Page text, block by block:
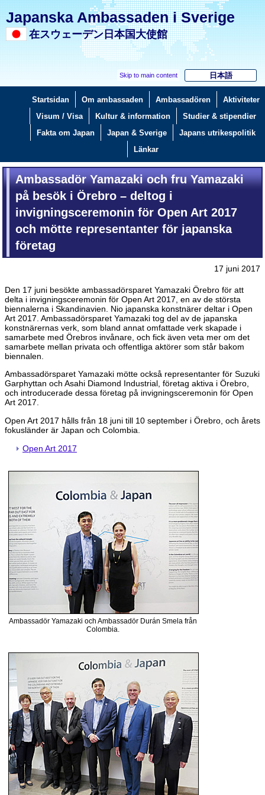
Japanska Ambassaden i Sverige
在スウェーデン日本国大使館
Skip to main content 日本語
Startsidan Om ambassaden Ambassadören
Aktiviteter
Visum / Visa
Kultur & information
Studier & stipendier
Fakta om Japan
Japan & Sverige
Japans utrikespolitik
Länkar
Ambassadör Yamazaki och fru Yamazaki
på besök i Örebro – deltog i
invigningsceremonin för Open Art 2017
och mötte representanter för japanska
företag
17 juni 2017
Den 17 juni besökte ambassadörsparet Yamazaki Örebro för att
delta i invigningsceremonin för Open Art 2017, en av de största
biennalerna i Skandinavien. Nio japanska konstnärer deltar i Open
Art 2017. Ambassadörsparet Yamazaki tog del av de japanska
konstnärernas verk, som bland annat omfattade verk skapade i
samarbete med Örebros invånare, och fick även veta mer om det
samarbete mellan privata och offentliga aktörer som står bakom
biennalen.
Ambassadörsparet Yamazaki mötte också representanter för Suzuki
Garphyttan och Asahi Diamond Industrial, företag aktiva i Örebro,
och introducerade dessa företag på invigningsceremonin för Open
Art 2017.
Open Art 2017 hålls från 18 juni till 10 september i Örebro, och årets
fokusländer är Japan och Colombia.
Open Art 2017
Ambassadör Yamazaki och Ambassadör Durán Smela från
Colombia.